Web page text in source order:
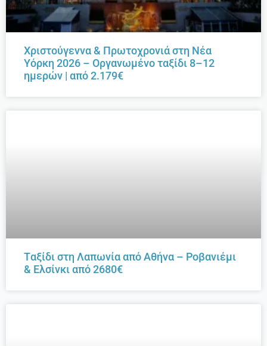
Χριστούγεννα & Πρωτοχρονιά στη Νέα
Υόρκη 2026 – Οργανωμένο ταξίδι 8–12
ημερών | από 2.179€
Tαξίδι στη Λαπωνία από Αθήνα – Ροβανιέμι
& Ελσίνκι από 2680€